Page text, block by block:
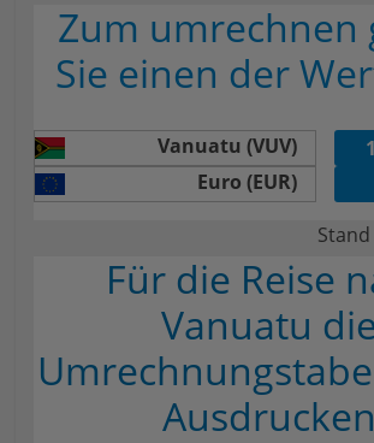
Zum umrechnen
Sie einen der
Vanuatu (VUV)
Euro (EUR)
Für die Reise
Vanuatu
Ausdrucken